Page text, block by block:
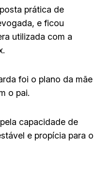
prática de
e ficou
utilizada com a
foi o plano da mãe
o pai.
capacidade de
e propícia para o